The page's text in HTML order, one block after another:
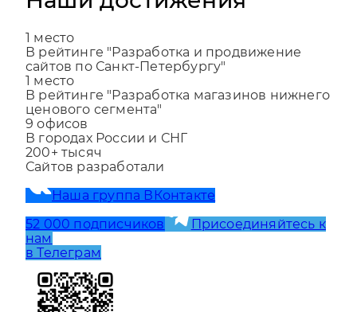
Наши достижения
1место
В рейтинге "Разработка и продвижение
сайтов по Санкт-Петербургу"
1место
В рейтинге "Разработка магазинов нижнего
ценового сегмента"
9 офисов
В городах России и СНГ
200+тысяч
52 000 подписчиков
нам